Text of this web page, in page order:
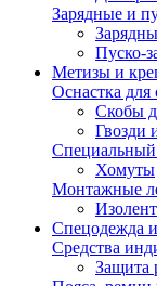
Зарядные и
Пуско-
Метизы и
Оснастка для
Скобы
Гвозди
Хомуты
Монтажные
Спецодежда
Средства
Защита